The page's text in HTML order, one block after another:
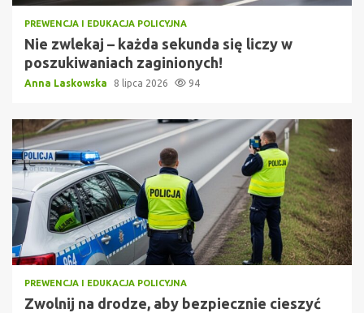
PREWENCJA I EDUKACJA POLICYJNA
Nie zwlekaj – każda sekunda się liczy w
poszukiwaniach zaginionych!
Anna Laskowska 8 lipca 2026 94
PREWENCJA I EDUKACJA POLICYJNA
Zwolnij na drodze, aby bezpiecznie cieszyć